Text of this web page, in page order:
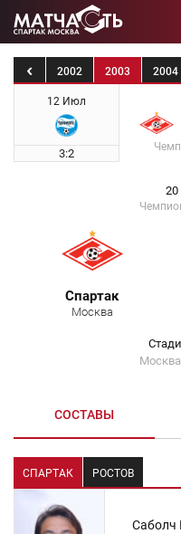
2001 2002 2003 2004
12 Июл
3:2
Спартак
Москва
СОСТАВЫ
СПАРТАК РОСТОВ